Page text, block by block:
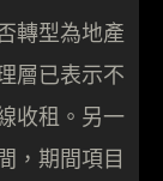
轉型為地產
層已表示不
收租。另一
，期間項目